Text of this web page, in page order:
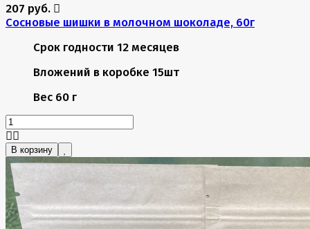
207 руб.
Сосновые шишки в молочном шоколаде, 60г
Срок годности 12 месяцев
Вложений в коробке 15шт
Вес 60 г
В корзину